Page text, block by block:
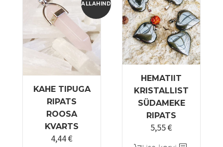
ALLAHINDLUS!
KAHE TIPUGA
RIPATS
ROOSA
KVARTS
Algne
4,44€Praegune
HEMATIIT
KRISTALLIST
SÜDAMEKE
RIPATS
5,55€